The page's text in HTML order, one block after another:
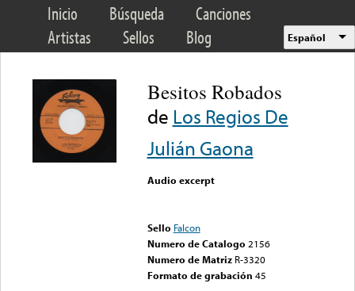
Inicio Búsqueda
Canciones
Artistas
Sellos Blog Español
Besitos Robados
de Los Regios De
Julián Gaona
Audio excerpt
Sello Falcon
Numero de Catalogo 2156
Numero de Matriz R-3320
Formato de grabación 45